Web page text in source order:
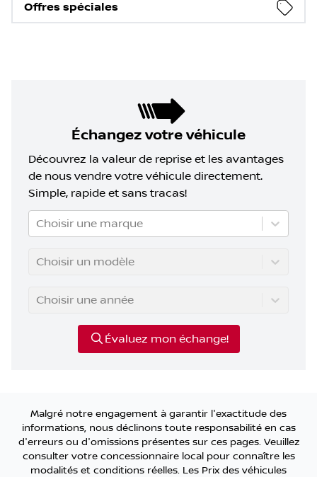
Offres spéciales
Échangez votre véhicule
Découvrez la valeur de reprise et les avantages
de nous vendre votre véhicule directement.
Simple, rapide et sans tracas!
Choisir une marque
Choisir un modèle
Choisir une année
Évaluez mon échange!
Malgré notre engagement à garantir l'exactitude des
informations, nous déclinons toute responsabilité en cas
d'erreurs ou d'omissions présentes sur ces pages. Veuillez
consulter votre concessionnaire local pour connaître les
modalités et conditions réelles. Les Prix des véhicules